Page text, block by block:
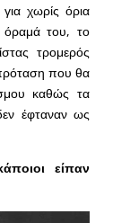
χωρίς όρια
όραμά του, το
τρομερός
που θα
καθώς τα
έφταναν ως
είπαν